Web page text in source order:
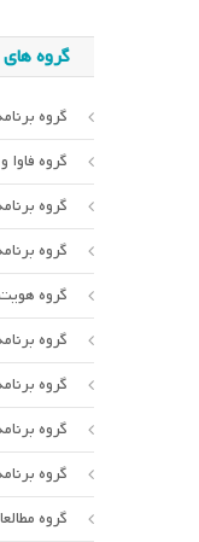
گروه های
گروه
گروه
گروه
گروه
گروه
گروه
گروه
گروه
گروه
گروه